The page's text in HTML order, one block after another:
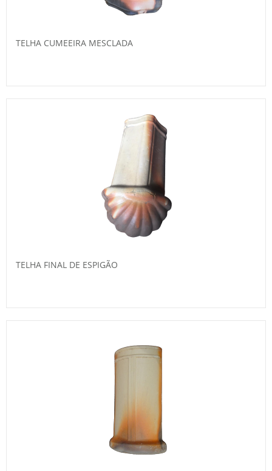
TELHA CUMEEIRA MESCLADA
TELHA FINAL DE ESPIGÃO